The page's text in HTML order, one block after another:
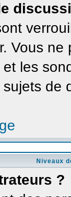
Vous
les
de
Niveaux
?